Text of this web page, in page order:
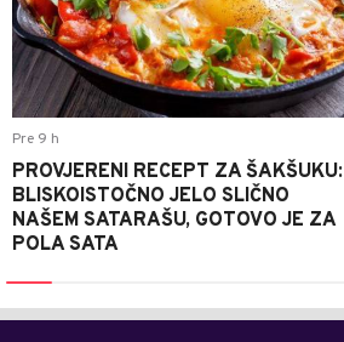
Pre 9 h
PROVJERENI RECEPT ZA ŠAKŠUKU:
BLISKOISTOČNO JELO SLIČNO
NAŠEM SATARAŠU, GOTOVO JE ZA
POLA SATA